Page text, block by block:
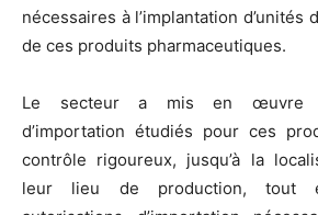
nécessaires à l’implantation d’unités
de ces produits pharmaceutiques.
Le secteur a mis en œuvre
d’importation étudiés pour ces
contrôle rigoureux, jusqu’à la
leur lieu de production, tout